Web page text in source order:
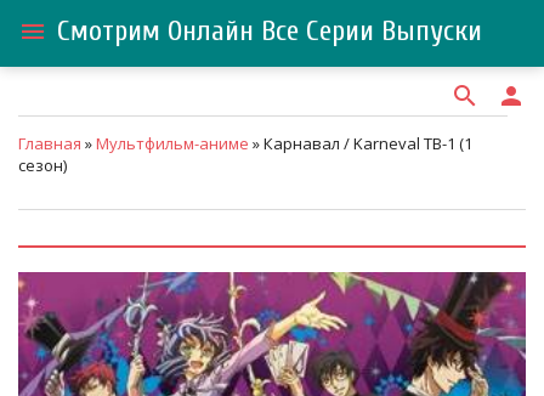
menu Смотрим Онлайн Все Серии Выпуски
search person
Главная »Мультфильм-аниме » Карнавал / Karneval ТВ-1 (1
сезон)